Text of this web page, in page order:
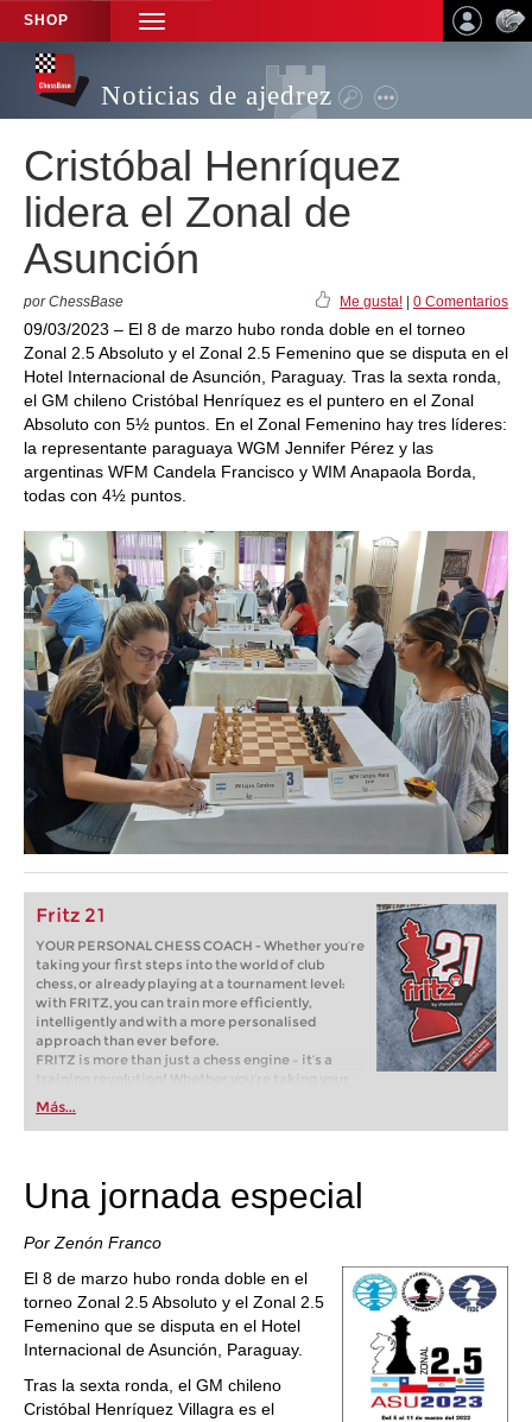
SHOP
TOGGLE
NAVIGATION
Noticias de ajedrez
Cristóbal Henríquez
lidera el Zonal de
Asunción
por ChessBase Me gusta! 0 Comentarios
09/03/2023 – El 8 de marzo hubo ronda doble en el torneo
Zonal 2.5 Absoluto y el Zonal 2.5 Femenino que se disputa en el
Hotel Internacional de Asunción, Paraguay. Tras la sexta ronda,
el GM chileno Cristóbal Henríquez es el puntero en el Zonal
Absoluto con 5½ puntos. En el Zonal Femenino hay tres líderes:
la representante paraguaya WGM Jennifer Pérez y las
argentinas WFM Candela Francisco y WIM Anapaola Borda,
todas con 4½ puntos.
Fritz 21
YOUR PERSONAL CHESS COACH - Whether you’re
taking your first steps into the world of club
chess, or already playing at a tournament level:
with FRITZ, you can train more efficiently,
intelligently and with a more personalised
approach than ever before.
FRITZ is more than just a chess engine – it’s a
training revolution! Whether you’re taking your
first steps into the world of club chess, or already
playing at a tournament level: with FRITZ, you can
train more efficiently, intelligently and with a
Más...
Una jornada especial
Por Zenón Franco
El 8 de marzo hubo ronda doble en el
torneo Zonal 2.5 Absoluto y el Zonal 2.5
Femenino que se disputa en el Hotel
Internacional de Asunción, Paraguay.
Tras la sexta ronda, el GM chileno
Cristóbal Henríquez Villagra es el